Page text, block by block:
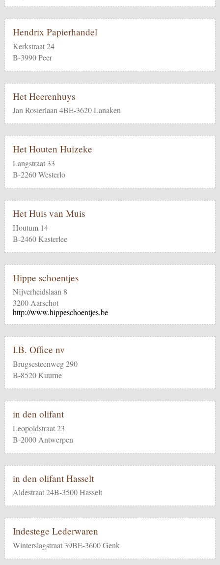
Hendrix Papierhandel
Kerkstraat 24
B-3990 Peer
Het Heerenhuys
Jan Rosierlaan 4BE-3620 Lanaken
Het Houten Huizeke
Langstraat 33
B-2260 Westerlo
Het Huis van Muis
Houtum 14
B-2460 Kasterlee
Hippe schoentjes
Nijverheidslaan 8
3200 Aarschot
http://www.hippeschoentjes.be
I.B. Office nv
Brugsesteenweg 290
B-8520 Kuurne
in den olifant
Leopoldstraat 23
B-2000 Antwerpen
in den olifant Hasselt
Aldestraat 24B-3500 Hasselt
Indestege Lederwaren
Winterslagstraat 39BE-3600 Genk